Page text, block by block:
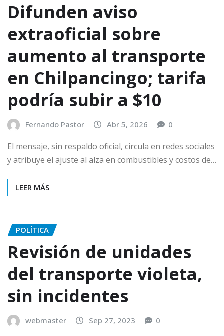
Difunden aviso
extraoficial sobre
aumento al transporte
en Chilpancingo; tarifa
podría subir a $10
Fernando Pastor Abr 5, 2026 0
El mensaje, sin respaldo oficial, circula en redes sociales
y atribuye el ajuste al alza en combustibles y costos de…
LEER MÁS
POLÍTICA
Revisión de unidades
del transporte violeta,
sin incidentes
webmaster Sep 27, 2023 0